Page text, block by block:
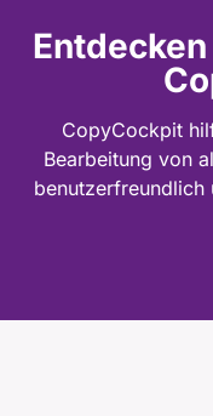
CopyCockpit
Bearbeitung von
benutzerfreundlich